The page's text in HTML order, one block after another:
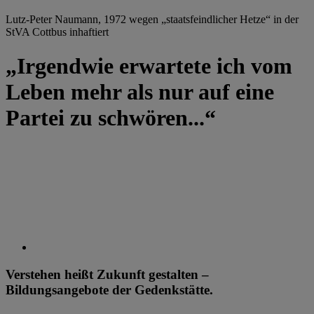
Lutz-Peter Naumann, 1972 wegen „staatsfeindlicher Hetze“ in der
StVA Cottbus inhaftiert
„Irgendwie erwartete ich vom
Leben mehr als nur auf eine
Partei zu schwören...“
Verstehen heißt Zukunft gestalten –
Bildungsangebote der Gedenkstätte.